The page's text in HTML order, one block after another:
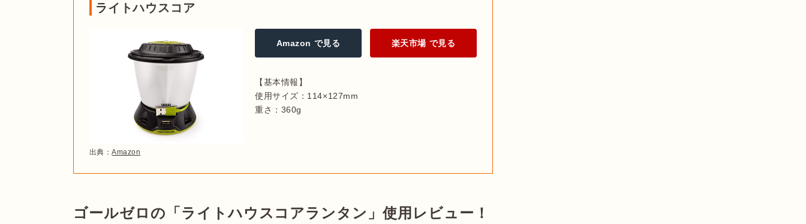
ライトハウスコア
出典：Amazon
Amazon で見る 楽天市場 で見る
【基本情報】
使用サイズ：114×127mm
重さ：360g
ゴールゼロの「ライトハウスコアランタン」使用レビュー！